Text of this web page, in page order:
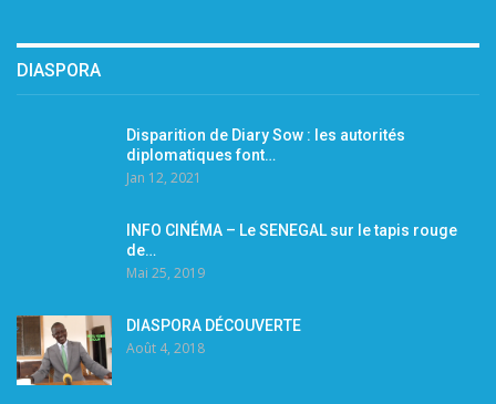
DIASPORA
Disparition de Diary Sow : les autorités
diplomatiques font…
Jan 12, 2021
INFO CINÉMA – Le SENEGAL sur le tapis rouge
de…
Mai 25, 2019
DIASPORA DÉCOUVERTE
Août 4, 2018